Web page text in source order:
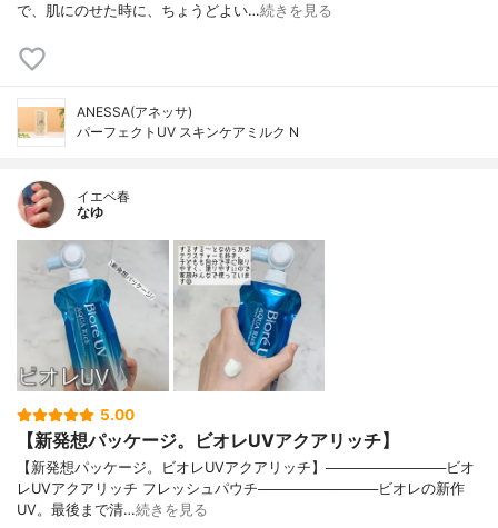
で、肌にのせた時に、ちょうどよい…続きを見る
ANESSA(アネッサ)
パーフェクトUV スキンケアミルク N
イエベ春
なゆ
5.00
【新発想パッケージ。ビオレUVアクアリッチ】
【新発想パッケージ。ビオレUVアクアリッチ】────────────ビオ
レUVアクアリッチ フレッシュパウチ────────────ビオレの新作
UV。最後まで清…続きを見る